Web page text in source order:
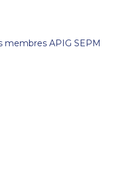
membres APIG SEPM